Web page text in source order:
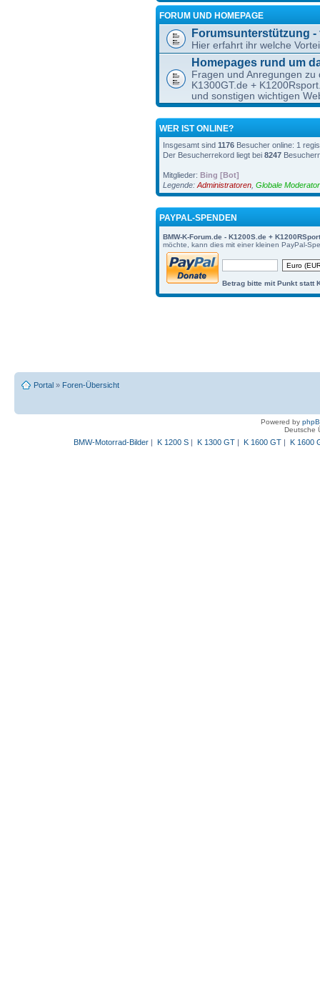
FORUM UND HOMEPAGE
Forumsunterstützung
Hier erfahrt ihr welche
Homepages rund um
Fragen und Anregungen zu
K1300GT.de +
und sonstigen wichtigen
WER IST ONLINE?
Insgesamt sind 1176 Besucher online: 1
Der Besucherrekord liegt bei 8247
Mitglieder: Bing [Bot]
Legende: Administratoren Globale
PAYPAL-SPENDEN
BMW-K-Forum.de - K1200S.de +
möchte, kann dies mit einer kleinen PayPal-
Betrag bitte mit Punkt statt
Portal » Foren-Übersicht
Powered by
Deutsche
BMW-Motorrad-Bilder| K 1200 S| K 1300 GT| K 1600 GT| K 1600